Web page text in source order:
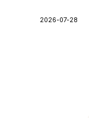
2026-07-28